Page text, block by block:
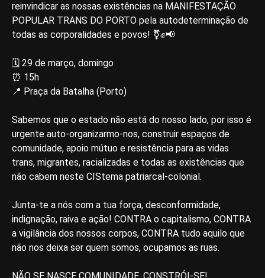
reinvindicar as nossas existências na MANIFESTAÇÃO
POPULAR TRANS DO PORTO pela autodeterminação de
todas as corporalidades e povos! ⚧️✊📢
🗓️ 29 de março, domingo
⏰ 15h
📍 Praça da Batalha (Porto)
Sabemos que o estado não está do nosso lado, por isso é
urgente auto-organizarmo-nos, construir espaços de
comunidade, apoio mútuo e resistência para as vidas
trans, migrantes, racializadas e todas as existências que
não cabem neste CIStema patriarcal-colonial.
Junta-te a nós com a tua força, desconformidade,
indignação, raiva e ação! CONTRA o capitalismo, CONTRA
a vigilância dos nossos corpos, CONTRA tudo aquilo que
não nos deixa ser quem somos, ocupamos as ruas.